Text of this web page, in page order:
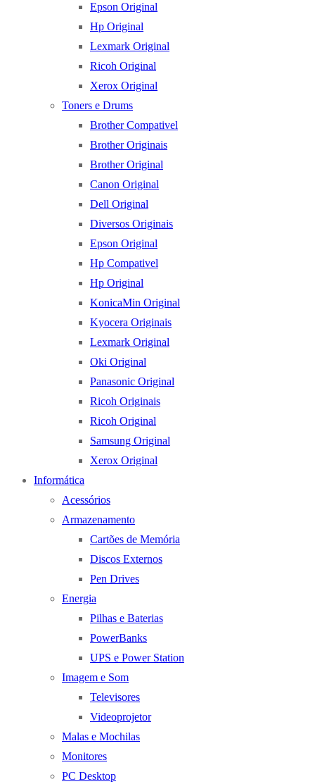
Epson Original
Hp Original
Lexmark Original
Ricoh Original
Xerox Original
Toners e Drums
Brother Compativel
Brother Originais
Brother Original
Canon Original
Dell Original
Diversos Originais
Epson Original
Hp Compativel
Hp Original
KonicaMin Original
Kyocera Originais
Lexmark Original
Oki Original
Panasonic Original
Ricoh Originais
Ricoh Original
Samsung Original
Xerox Original
Informática
Acessórios
Armazenamento
Cartões de Memória
Discos Externos
Pen Drives
Energia
Pilhas e Baterias
PowerBanks
UPS e Power Station
Imagem e Som
Televisores
Videoprojetor
Malas e Mochilas
Monitores
PC Desktop